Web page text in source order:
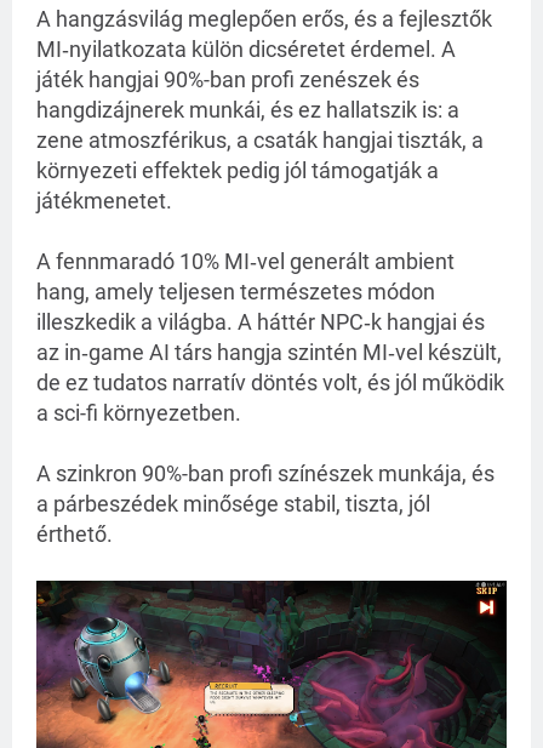
A hangzásvilág meglepően erős, és a fejlesztők
MI‑nyilatkozata külön dicséretet érdemel. A
játék hangjai 90%-ban profi zenészek és
hangdizájnerek munkái, és ez hallatszik is: a
zene atmoszférikus, a csaták hangjai tiszták, a
környezeti effektek pedig jól támogatják a
játékmenetet.
A fennmaradó 10% MI‑vel generált ambient
hang, amely teljesen természetes módon
illeszkedik a világba. A háttér NPC‑k hangjai és
az in‑game AI társ hangja szintén MI‑vel készült,
de ez tudatos narratív döntés volt, és jól működik
a sci-fi környezetben.
A szinkron 90%-ban profi színészek munkája, és
a párbeszédek minősége stabil, tiszta, jól
érthető.